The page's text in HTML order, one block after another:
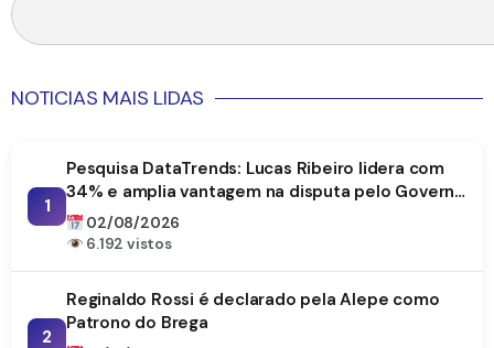
NOTICIAS MAIS LIDAS
1
Pesquisa DataTrends: Lucas Ribeiro lidera com
34% e amplia vantagem na disputa pelo Governo
da Paraíba
02/08/2026
6.192 vistos
2
Reginaldo Rossi é declarado pela Alepe como
Patrono do Brega